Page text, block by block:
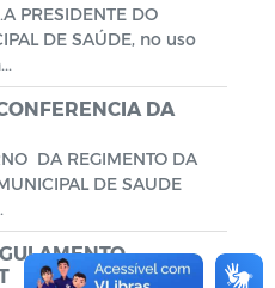
PRESIDENTE DO
DE SAÚDE, no uso
DA
DA REGIMENTO DA
DE SAUDE